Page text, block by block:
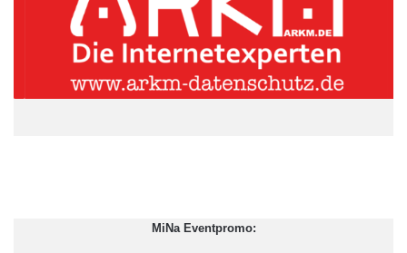
Center befinden sich über dem Plan“.
Über GFC Management- und Beteiligungsgesellschaft mbH
www.gfc-gruppe.de):
MiNa Eventpromo: